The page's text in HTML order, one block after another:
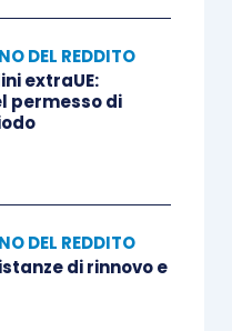
DEL REDDITO
extraUE:
permesso di
DEL REDDITO
di rinnovo e